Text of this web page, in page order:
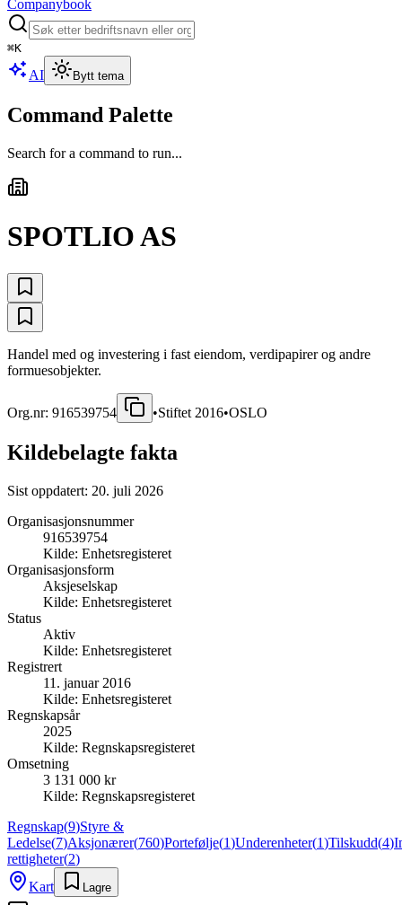
Companybook
⌘K
AI Bytt tema
Command Palette
Search for a command to run...
SPOTLIO AS
Handel med og investering i fast eiendom, verdipapirer og andre
formuesobjekter.
Org.nr: 916539754 •Stiftet 2016•OSLO
Kildebelagte fakta
Sist oppdatert: 20. juli 2026
Organisasjonsnummer
916539754
Kilde: Enhetsregisteret
Organisasjonsform
Aksjeselskap
Kilde: Enhetsregisteret
Status
Aktiv
Kilde: Enhetsregisteret
Registrert
11. januar 2016
Kilde: Enhetsregisteret
Regnskapsår
2025
Kilde: Regnskapsregisteret
Omsetning
3 131 000 kr
Kilde: Regnskapsregisteret
Regnskap(9)Styre &
Ledelse(7)Aksjonærer(760)Portefølje(1)Underenheter(1)Tilskudd(4)
rettigheter(2)
Kart
Lagre